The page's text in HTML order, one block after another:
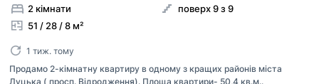
2 кімнати
51 / 28 / 8 м²
поверх 9 з 9
1 тиж. тому
Продамо 2-кімнатну квартиру в одному з кращих районів міста
Луцька ( просп. Відродження). Площа квартири- 50,4 кв.м..